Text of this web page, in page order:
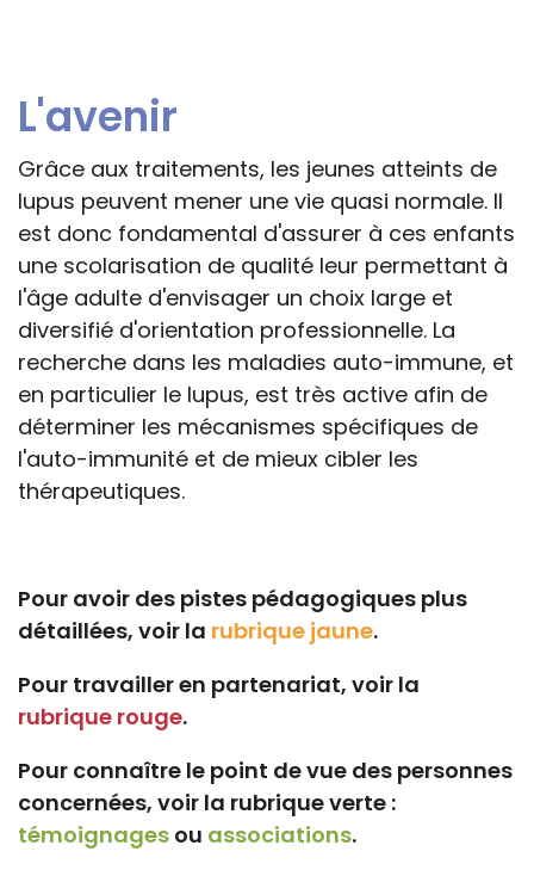
L'avenir
Grâce aux traitements, les jeunes atteints de
lupus peuvent mener une vie quasi normale. Il
est donc fondamental d'assurer à ces enfants
une scolarisation de qualité leur permettant à
l'âge adulte d'envisager un choix large et
diversifié d'orientation professionnelle. La
recherche dans les maladies auto-immune, et
en particulier le lupus, est très active afin de
déterminer les mécanismes spécifiques de
l'auto-immunité et de mieux cibler les
thérapeutiques.
Pour avoir des pistes pédagogiques plus
détaillées, voir la rubrique jaune.
Pour travailler en partenariat, voir la
rubrique rouge.
Pour connaître le point de vue des personnes
concernées, voir la rubrique verte :
témoignages ou associations.